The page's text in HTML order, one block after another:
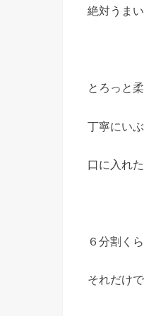
絶対うまい
とろっと
丁寧にい
口に入れ
６分割く
それだけ